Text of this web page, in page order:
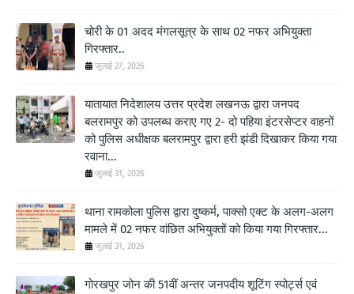
चोरी के 01 अदद मंगलसूत्र के साथ 02 नफर अभियुक्ता
गिरफ्तार..
जुलाई 27, 2026
यातायात निदेशालय उत्तर प्रदेश लखनऊ द्वारा जनपद
बलरामपुर को उपलब्ध कराए गए 2- दो पहिया इंटरसेप्टर वाहनों
को पुलिस अधीक्षक बलरामपुर द्वारा हरी झंडी दिखाकर किया गया
रवाना...
जुलाई 31, 2026
थाना रामकोला पुलिस द्वारा दुष्कर्म, पाक्सो एक्ट के अलग-अलग
मामले में 02 नफर वांछित अभियुक्तों को किया गया गिरफ्तार...
जुलाई 31, 2026
गोरखपुर जोन की 51वीं अन्तर जनपदीय शूटिंग स्पोर्ट्स एवं